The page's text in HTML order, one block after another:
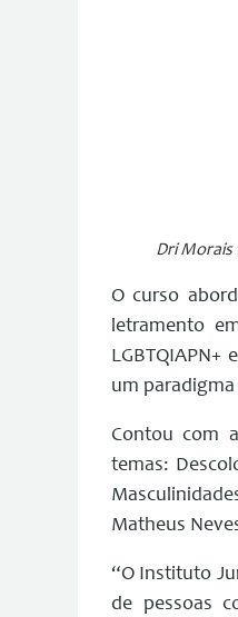
Dri Morais
O curso
letramento
um
Contou com
temas:
Matheus
“O Instituto
de pessoas